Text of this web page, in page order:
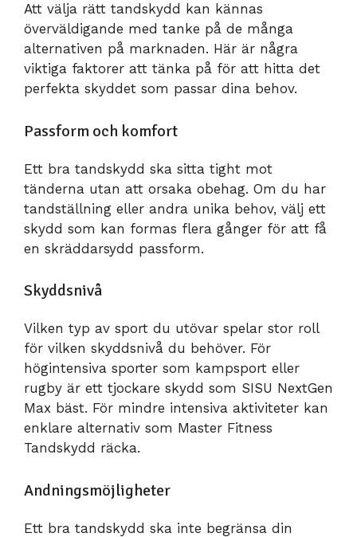
Att välja rätt tandskydd kan kännas
överväldigande med tanke på de många
alternativen på marknaden. Här är några
viktiga faktorer att tänka på för att hitta det
perfekta skyddet som passar dina behov.
Passform och komfort
Ett bra tandskydd ska sitta tight mot
tänderna utan att orsaka obehag. Om du har
tandställning eller andra unika behov, välj ett
skydd som kan formas flera gånger för att få
en skräddarsydd passform.
Skyddsnivå
Vilken typ av sport du utövar spelar stor roll
för vilken skyddsnivå du behöver. För
högintensiva sporter som kampsport eller
rugby är ett tjockare skydd som SISU NextGen
Max bäst. För mindre intensiva aktiviteter kan
enklare alternativ som Master Fitness
Tandskydd räcka.
Andningsmöjligheter
Ett bra tandskydd ska inte begränsa din